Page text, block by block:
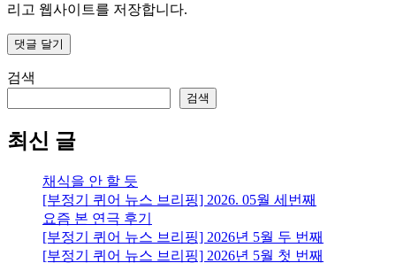
리고 웹사이트를 저장합니다.
검색
검색
최신 글
채식을 안 할 듯
[부정기 퀴어 뉴스 브리핑] 2026. 05월 세번째
요즘 본 연극 후기
[부정기 퀴어 뉴스 브리핑] 2026년 5월 두 번째
[부정기 퀴어 뉴스 브리핑] 2026년 5월 첫 번째